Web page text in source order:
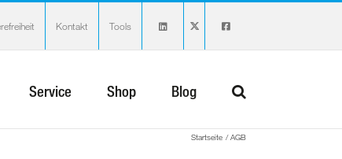
Kontakt Tools
Service Shop Blog
Startseite AGB